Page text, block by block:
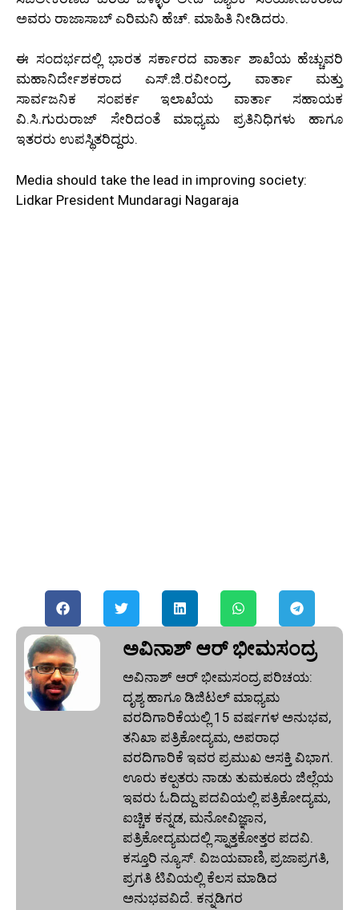
ಅವರು ರಾಜಾಸಾಬ್ ಎರಿಮನಿ ಹೆಚ್. ಮಾಹಿತಿ ನೀಡಿದರು.
ಈ ಸಂದರ್ಭದಲ್ಲಿ ಭಾರತ ಸರ್ಕಾರದ ವಾರ್ತಾ ಶಾಖೆಯ ಹೆಚ್ಚುವರಿ
ಮಹಾನಿರ್ದೇಶಕರಾದ ಎಸ್.ಜಿ.ರವೀಂದ್ರ, ವಾರ್ತಾ ಮತ್ತು
ಸಾರ್ವಜನಿಕ ಸಂಪರ್ಕ ಇಲಾಖೆಯ ವಾರ್ತಾ ಸಹಾಯಕ
ವಿ.ಸಿ.ಗುರುರಾಜ್ ಸೇರಿದಂತೆ ಮಾಧ್ಯಮ ಪ್ರತಿನಿಧಿಗಳು ಹಾಗೂ
ಇತರರು ಉಪಸ್ಥಿತರಿದ್ದರು.
Media should take the lead in improving society:
Lidkar President Mundaragi Nagaraja
ಅವಿನಾಶ್‌ ಆರ್‌ ಭೀಮಸಂದ್ರ
ಅವಿನಾಶ್‌ ಆರ್‌ ಭೀಮಸಂದ್ರ ಪರಿಚಯ:
ದೃಶ್ಯ ಹಾಗೂ ಡಿಜಿಟಲ್ ಮಾಧ್ಯಮ
ವರದಿಗಾರಿಕೆಯಲ್ಲಿ 15 ವರ್ಷಗಳ ಅನುಭವ,
ತನಿಖಾ ಪತ್ರಿಕೋದ್ಯಮ, ಅಪರಾಧ
ವರದಿಗಾರಿಕೆ ಇವರ ಪ್ರಮುಖ ಆಸಕ್ತಿ ವಿಭಾಗ.
ಊರು ಕಲ್ಪತರು ನಾಡು ತುಮಕೂರು ಜಿಲ್ಲೆಯ
ಇವರು ಓದಿದ್ದು ಪದವಿಯಲ್ಲಿ ಪತ್ರಿಕೋದ್ಯಮ,
ಐಚ್ಚಿಕ ಕನ್ನಡ, ಮನೋವಿಜ್ಞಾನ,
ಪತ್ರಿಕೋದ್ಯಮದಲ್ಲಿ ಸ್ನಾತ್ತಕೋತ್ತರ ಪದವಿ.
ಕಸ್ತೂರಿ ನ್ಯೂಸ್‌. ವಿಜಯವಾಣಿ, ಪ್ರಜಾಪ್ರಗತಿ,
ಪ್ರಗತಿ ಟಿವಿಯಲ್ಲಿ ಕೆಲಸ ಮಾಡಿದ
ಅನುಭವವಿದೆ. ಕನ್ನಡಿಗರ